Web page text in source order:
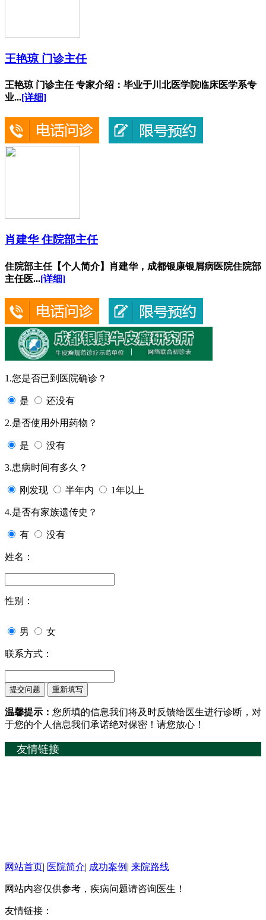
王艳琼 门诊主任
王艳琼 门诊主任 专家介绍：毕业于川北医学院临床医学系专
业...[详细]
肖建华 住院部主任
住院部主任【个人简介】肖建华，成都银康银屑病医院住院部
主任医...[详细]
1.您是否已到医院确诊？
是 还没有
2.是否使用外用药物？
是 没有
3.患病时间有多久？
刚发现 半年内 1年以上
4.是否有家族遗传史？
有 没有
姓名：
性别：
男 女
联系方式：
温馨提示： 您所填的信息我们将及时反馈给医生进行诊断，对
于您的个人信息我们承诺绝对保密！请您放心！
友情链接
网站首页| 医院简介| 成功案例 | 来院路线
网站内容仅供参考，疾病问题请咨询医生！
友情链接：